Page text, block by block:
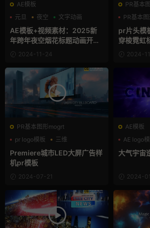
AE模板
元旦
夜空 文字动画
AE模板+视频素材：2025新
年跨年夜空烟花标题动画开场
Happy New Year
2024-11-24
PR基本
PR基本图
pr片头模
穿梭霓虹
2024-
PR基本图形mogrt
pr logo模板
三维
商业模板
Premiere城市LED大屏广告样
机pr模板
2024-07-21
AE模板
AE logo
三维
大气宇宙
2024-